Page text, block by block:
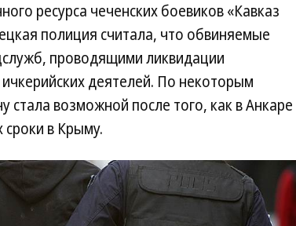
ресурса чеченских боевиков «Кавказ
полиция считала, что обвиняемые
проводящими ликвидации
деятелей. По некоторым
возможной после того, как в Анкаре
сроки в Крыму.